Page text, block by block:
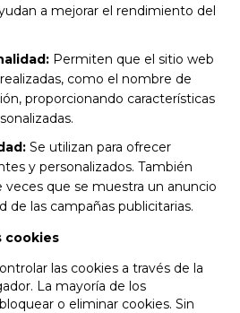
a mejorar el rendimiento del
Permiten que el sitio web
como el nombre de
proporcionando características
Se utilizan para ofrecer
y personalizados. También
veces que se muestra un anuncio
de las campañas publicitarias.
cookies
las cookies a través de la
La mayoría de los
o eliminar cookies. Sin